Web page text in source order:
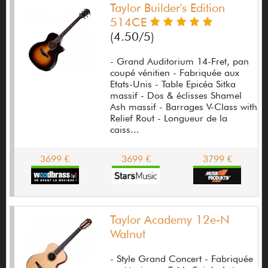
American DJ
Ampeg
AMT electronics
Apex
Aphex
Apogee Digital
Apple
Taylor Builder's Edition
514CE
(4.50/5)
- Grand Auditorium 14-Fret, pan
coupé vénitien - Fabriquée aux
Etats-Unis - Table Epicéa Sitka
massif - Dos & éclisses Shamel
Ash massif - Barrages V-Class with
Relief Rout - Longueur de la
caiss...
3699 € 3699 € 3799 €
Taylor Academy 12e-N
Walnut
- Style Grand Concert - Fabriquée